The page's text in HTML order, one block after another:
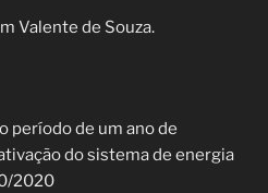
Valente de Souza.
período de um ano de
do sistema de energia
2020